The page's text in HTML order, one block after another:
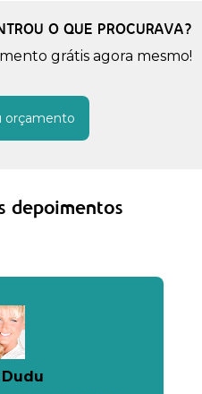
O QUE PROCURAVA?
grátis agora mesmo!
orçamento
depoimentos